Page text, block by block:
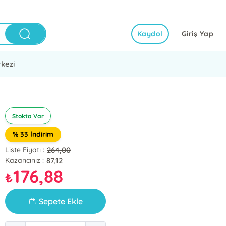
Giriş Yap
Kaydol
Stokta Var
% 33 İndirim
Liste Fiyatı : 264,00
Kazancınız : 87,12
₺176,88
Sepete Ekle